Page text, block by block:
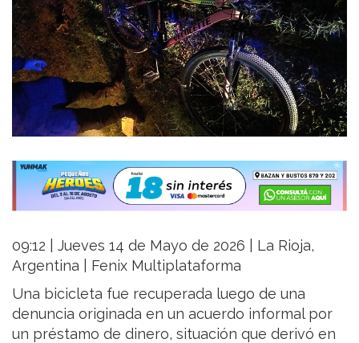
09:12 | Jueves 14 de Mayo de 2026 | La Rioja,
Argentina | Fenix Multiplataforma
Una bicicleta fue recuperada luego de una
denuncia originada en un acuerdo informal por
un préstamo de dinero, situación que derivó en